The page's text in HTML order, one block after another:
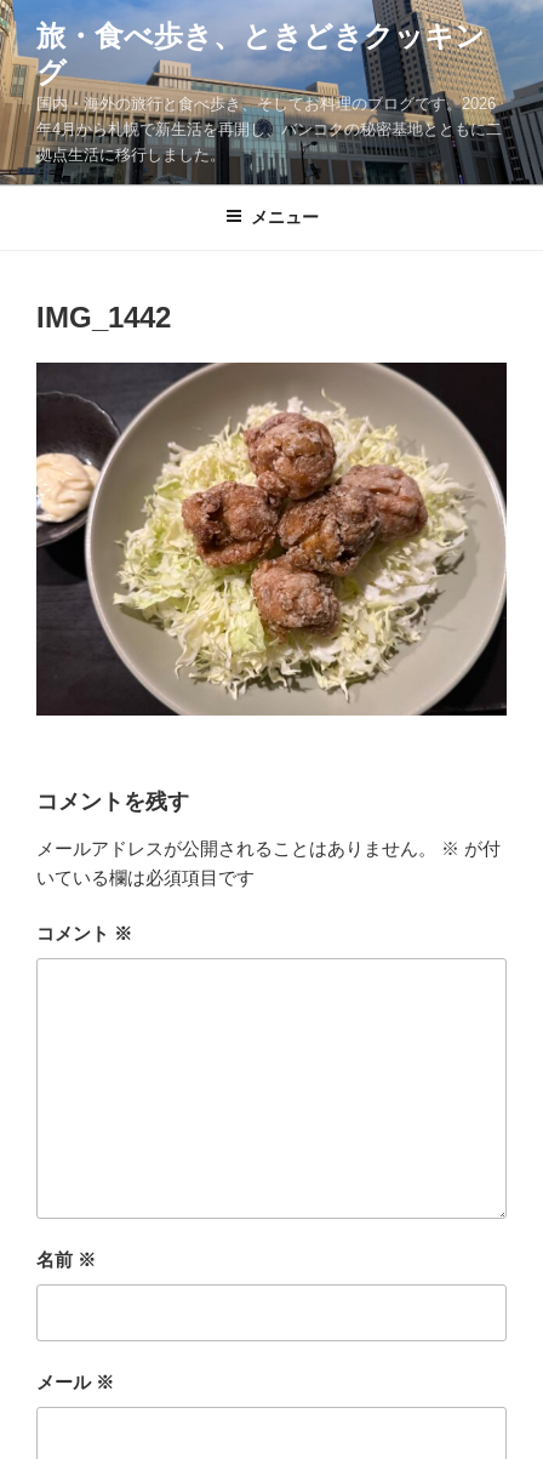
コ
ン
テ
ン
ツ
へ
ス
旅・食べ歩き、ときどきクッキン
グ
国内・海外の旅行と食べ歩き、そしてお料理のブログです。2026
年4月から札幌で新生活を再開し、バンコクの秘密基地とともに二
拠点生活に移行しました。
メニュー
IMG_1442
コメントを残す
メールアドレスが公開されることはありません。 ※ が付
いている欄は必須項目です
コメント ※
名前 ※
メール ※